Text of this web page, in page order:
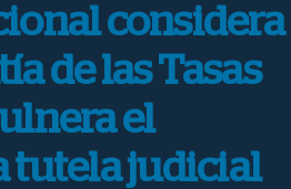
considera
de las Tasas
el
tutela judicial